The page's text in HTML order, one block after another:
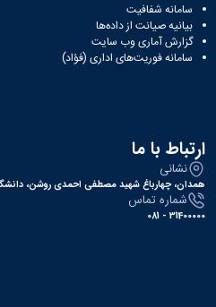
سامانه شفافیت
بیانیه صیانت از داده‌ها
گزارش آماری وب‌ سایت
سامانه فوریت‌های اداری (فؤاد)
ارتباط با ما
نشانی
همدان، چهارباغ شهید مصطفی احمدی روشن،
شماره تماس
31400000 - 081